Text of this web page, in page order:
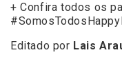
+ Confira todos os
Editado por Lais